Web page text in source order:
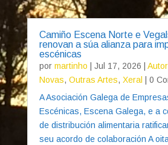
Camiño Escena Norte e
renovan a súa alianza para
escénicas
por martinho Jul 17, 2026
Novas, Outras Artes, Xeral
| 0
A Asociación Galega de
Escénicas, Escena Galega, e a
de distribución alimentaria
seu acordo de colaboración A